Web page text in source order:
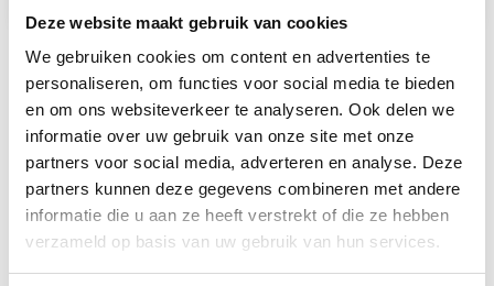
Deze website maakt gebruik van cookies
We gebruiken cookies om content en advertenties te
personaliseren, om functies voor social media te bieden
en om ons websiteverkeer te analyseren. Ook delen we
informatie over uw gebruik van onze site met onze
partners voor social media, adverteren en analyse. Deze
partners kunnen deze gegevens combineren met andere
informatie die u aan ze heeft verstrekt of die ze hebben
verzameld op basis van uw gebruik van hun services.
Bekijk alle excursies
Bouwstenen
Heeft u ruimte voor nog meer beleving? Dan kunt
u uw reis naar Taiwan uitbreiden met de volgende
bouwstenen: